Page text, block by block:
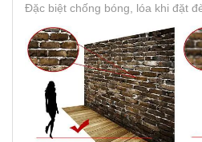
Đặc biệt chống bóng, lóa khi đặt